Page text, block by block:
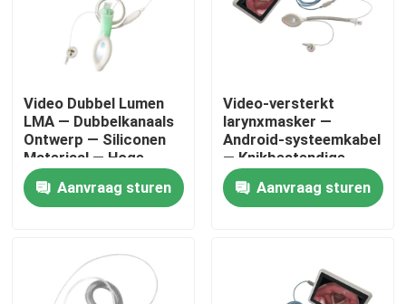
Thuis
VR-show
Video Dubbel Lumen
LMA — Dubbelkanaals
Ontwerp — Siliconen
Materiaal — Hoge
Afsluiting — ISO
Aanvraag sturen
Video-versterkt
larynxmasker —
Android-systeemkabel
— Knikbestendige
slang-HD-camera-ISO
Aanvraag sturen